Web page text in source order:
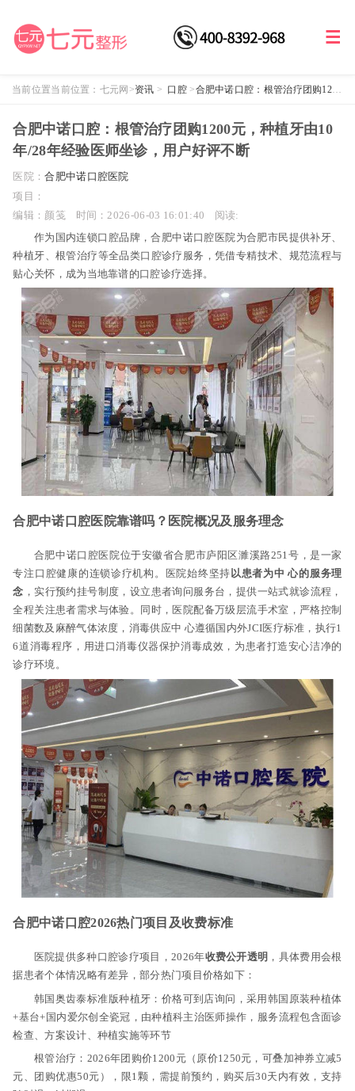
当前位置当前位置： 七元网 >资讯 > 口腔 >合肥中诺口腔：根管治疗团购1200
合肥中诺口腔：根管治疗团购1200元，种植牙由10
年/28年经验医师坐诊，用户好评不断
医院：合肥中诺口腔医院
项目：
编辑：颜笺
时间：2026-06-03 16:01:40
阅读:
作为国内连锁口腔品牌，合肥中诺口腔医院为合肥市民提供补牙、
种植牙、根管治疗等全品类口腔诊疗服务，凭借专精技术、规范流程与
贴心关怀，成为当地靠谱的口腔诊疗选择。
合肥中诺口腔医院靠谱吗？医院概况及服务理念
合肥中诺口腔医院位于安徽省合肥市庐阳区濉溪路251号，是一家
专注口腔健康的连锁诊疗机构。医院始终坚持以患者为中 心的服务理
念 ，实行预约挂号制度，设立患者询问服务台，提供一站式就诊流程，
全程关注患者需求与体验。同时，医院配备万级层流手术室，严格控制
细菌数及麻醉气体浓度，消毒供应中 心遵循国内外JCI医疗标准，执行1
6道消毒程序，用进口消毒仪器保护消毒成效，为患者打造安心洁净的
诊疗环境。
合肥中诺口腔2026热门项目及收费标准
医院提供多种口腔诊疗项目，2026年收费公开透明 ，具体费用会根
据患者个体情况略有差异，部分热门项目价格如下：
韩国奥齿泰标准版种植牙：价格可到店询问，采用韩国原装种植体
+基台+国内爱尔创全瓷冠，由种植科主治医师操作，服务流程包含面诊
检查、方案设计、种植实施等环节
根管治疗：2026年团购价1200元（原价1250元，可叠加神券立减5
元、团购优惠50元），限1颗，需提前预约，购买后30天内有效，支持